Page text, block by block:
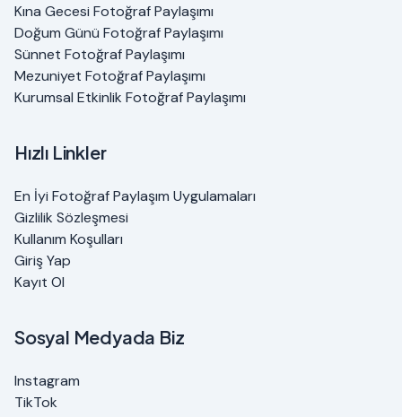
Kına Gecesi Fotoğraf Paylaşımı
Doğum Günü Fotoğraf Paylaşımı
Sünnet Fotoğraf Paylaşımı
Mezuniyet Fotoğraf Paylaşımı
Kurumsal Etkinlik Fotoğraf Paylaşımı
Hızlı Linkler
En İyi Fotoğraf Paylaşım Uygulamaları
Gizlilik Sözleşmesi
Kullanım Koşulları
Giriş Yap
Kayıt Ol
Sosyal Medyada Biz
Instagram
TikTok